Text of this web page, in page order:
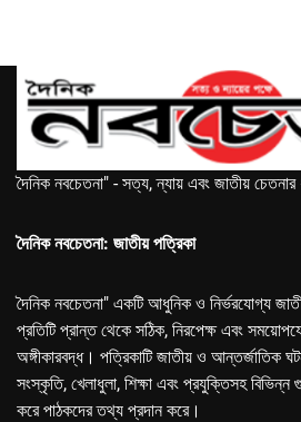
দৈনিক নবচেতনা" - সত্য, ন্যায় এবং জাতীয়
দৈনিক নবচেতনা: জাতীয় পত্রিকা
দৈনিক নবচেতনা" একটি আধুনিক ও নির্ভরযোগ্য
প্রতিটি প্রান্ত থেকে সঠিক, নিরপেক্ষ এবং
অঙ্গীকারবদ্ধ। পত্রিকাটি জাতীয় ও আন্তর্জাতিক
সংস্কৃতি, খেলাধুলা, শিক্ষা এবং প্রযুক্তিসহ
করে পাঠকদের তথ্য প্রদান করে।